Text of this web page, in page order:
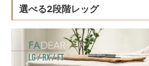
選べる2段階レッグ